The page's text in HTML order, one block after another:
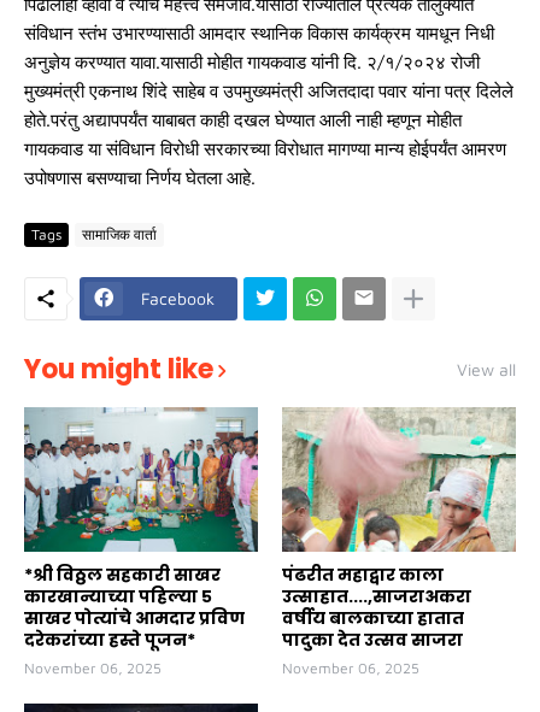
संविधान स्तंभ उभारण्यासाठी आमदार स्थानिक विकास कार्यक्रम यामधून निधी
अनुज्ञेय करण्यात यावा.यासाठी मोहीत गायकवाड यांनी दि. २/१/२०२४ रोजी
मुख्यमंत्री एकनाथ शिंदे साहेब व उपमुख्यमंत्री अजितदादा पवार यांना पत्र दिलेले
होते.परंतु अद्यापपर्यंत याबाबत काही दखल घेण्यात आली नाही म्हणून मोहीत
गायकवाड या संविधान विरोधी सरकारच्या विरोधात मागण्या मान्य होईपर्यंत आमरण
उपोषणास बसण्याचा निर्णय घेतला आहे.
Tags सामाजिक वार्ता
Facebook
You might like View all
*श्री विठ्ठल सहकारी साखर
कारखान्याच्या पहिल्या ५
साखर पोत्यांचे आमदार प्रविण
दरेकरांच्या हस्ते पूजन*
November 06, 2025
पंढरीत महाद्वार काला
उत्साहात....,साजराअकरा
वर्षीय बालकाच्या हातात
पादुका देत उत्सव साजरा
November 06, 2025